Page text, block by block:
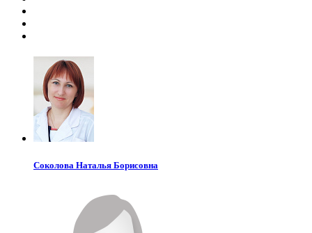
Соколова Наталья Борисовна